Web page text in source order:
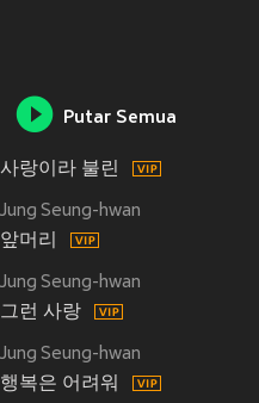
Putar Semua
사랑이라 불린
Jung Seung-hwan
앞머리
Jung Seung-hwan
그런 사랑
Jung Seung-hwan
행복은 어려워